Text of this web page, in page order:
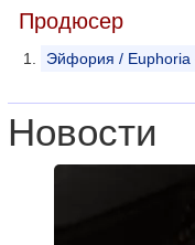
Продюсер
Эйфория / Euphoria
Новости